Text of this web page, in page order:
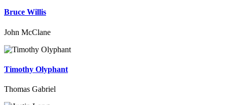
Bruce Willis
John McClane
Timothy Olyphant
Thomas Gabriel